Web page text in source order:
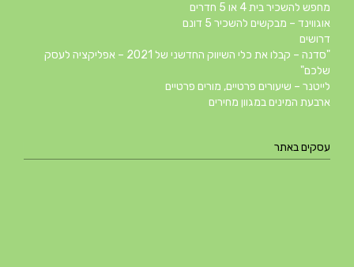
מחפש להשכיר בית 4 או 5 חדרים
אוגווינד – מבקשים להשכיר 5 דונם
דרושים
"סדנה – קבלו את כלי השיווק החדשני של 2021 – אפליקציה לעסק
שלכם"
לייטנר – שיעורים פרטיים, מורים פרטיים
ארבעת המינים במגוון מחירים
עסקים באתר
SABRESA Brewery מבשלת שיכר | מבשלת בירה